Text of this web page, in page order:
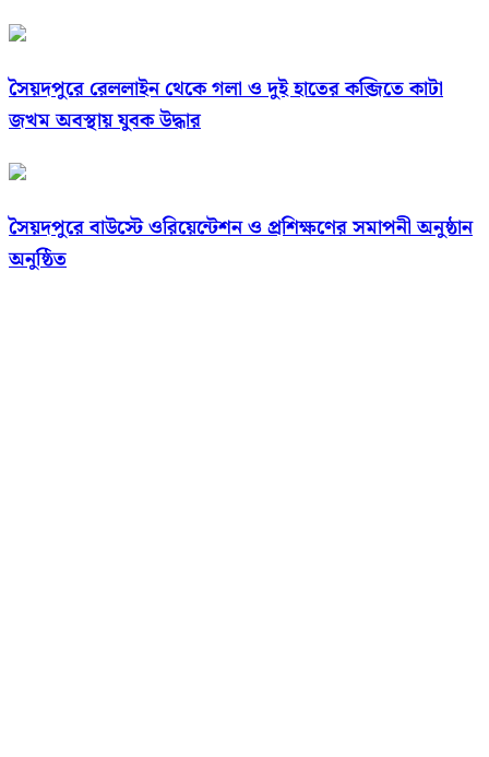
সৈয়দপুরে রেললাইন থেকে গলা ও দুই হাতের কব্জিতে কাটা
জখম অবস্থায় যুবক উদ্ধার
সৈয়দপুরে বাউস্টে ওরিয়েন্টেশন ও প্রশিক্ষণের সমাপনী অনুষ্ঠান
অনুষ্ঠিত